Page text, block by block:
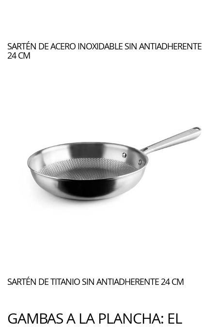
SARTÉN DE ACERO INOXIDABLE SIN ANTIADHERENTE
24 CM
SARTÉN DE TITANIO SIN ANTIADHERENTE 24 CM
GAMBAS A LA PLANCHA: EL